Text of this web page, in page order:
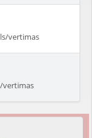
vertimas
vertimas